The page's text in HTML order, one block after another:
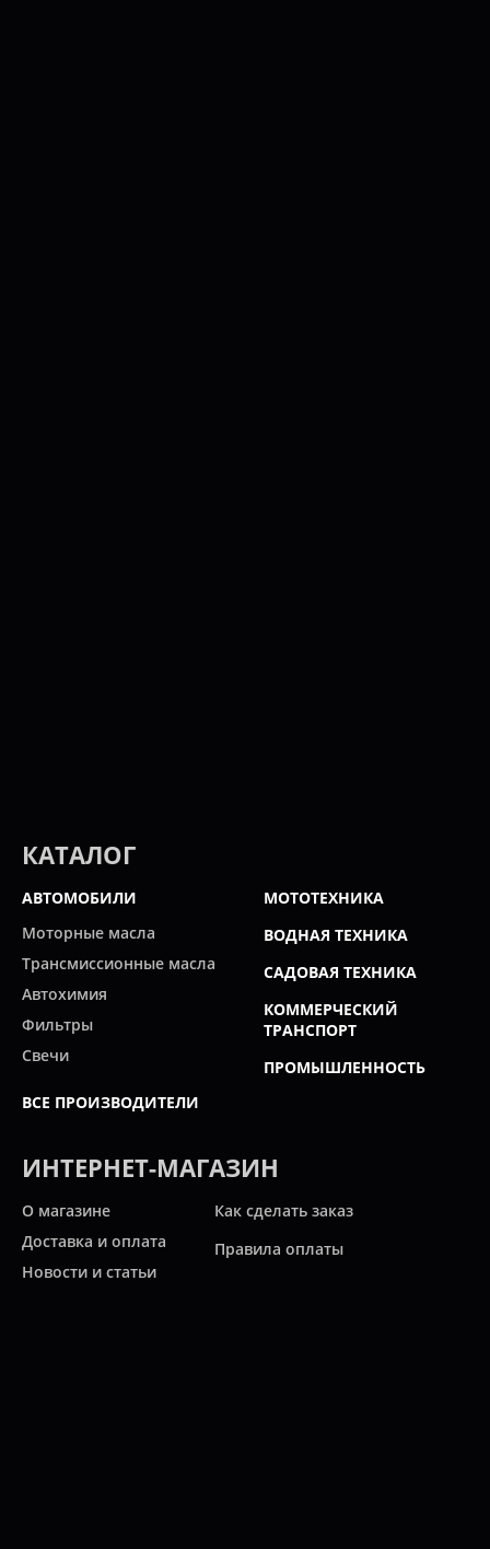
КАТАЛОГ
АВТОМОБИЛИ
Моторные масла
Трансмиссионные масла
Автохимия
Фильтры
Свечи
ВСЕ ПРОИЗВОДИТЕЛИ
МОТОТЕХНИКА
ВОДНАЯ ТЕХНИКА
САДОВАЯ ТЕХНИКА
КОММЕРЧЕСКИЙ
ТРАНСПОРТ
ПРОМЫШЛЕННОСТЬ
ИНТЕРНЕТ-МАГАЗИН
О магазине
Доставка и оплата
Новости и статьи
Как сделать заказ
Правила оплаты